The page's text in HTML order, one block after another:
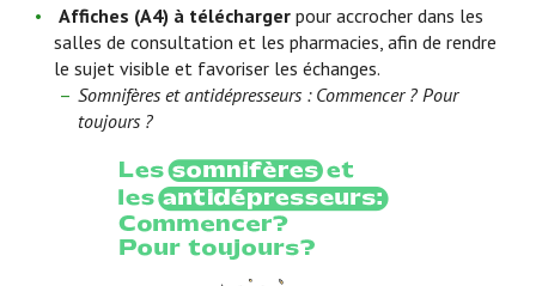
Affiches (A4) à télécharger pour accrocher dans les
salles de consultation et les pharmacies, afin de rendre
le sujet visible et favoriser les échanges.
Somnifères et antidépresseurs : Commencer ? Pour
toujours ?